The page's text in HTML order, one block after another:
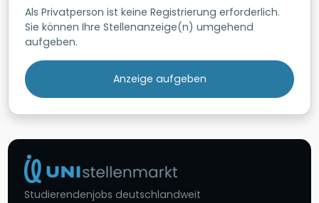
Als Privatperson ist keine Registrierung erforderlich.
Sie können Ihre Stellenanzeige(n) umgehend
aufgeben.
Anzeige aufgeben
Studierendenjobs deutschlandweit